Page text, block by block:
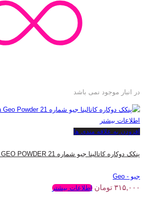
در انبار موجود نمی باشد
اطلاعات بیشتر
افزودن به علاقه مندی ها
پنکک دوکاره کاتالینا جیو شماره 21 CATALINA GEO POWDER
جیو - Geo
۳۱۵,۰۰۰ تومان اطلاعات بیشتر